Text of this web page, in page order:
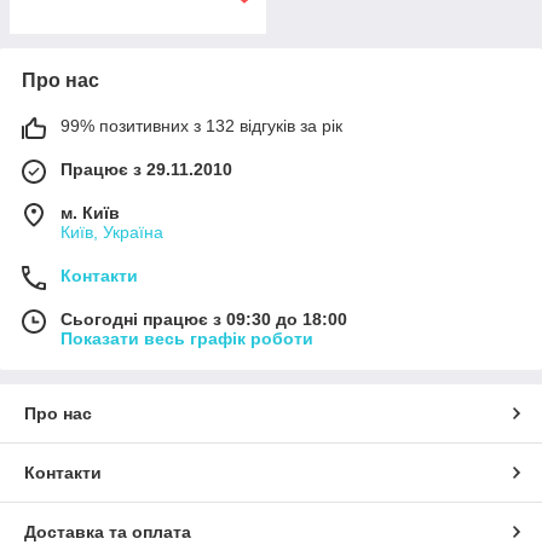
Про нас
99% позитивних з 132 відгуків за рік
Працює з 29.11.2010
м. Київ
Київ, Україна
Контакти
Сьогодні працює з 09:30 до 18:00
Показати весь графік роботи
Про нас
Контакти
Доставка та оплата